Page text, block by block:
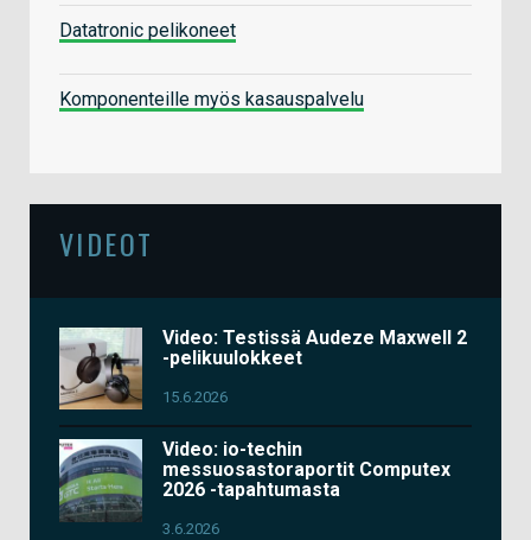
Datatronic pelikoneet
Komponenteille myös kasauspalvelu
VIDEOT
Video: Testissä Audeze Maxwell 2
-pelikuulokkeet
15.6.2026
Video: io-techin
messuosastoraportit Computex
2026 -tapahtumasta
3.6.2026